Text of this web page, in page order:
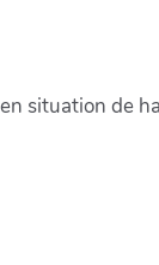
situation de